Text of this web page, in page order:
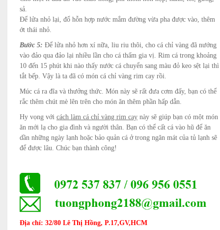
sả.
Để lửa nhỏ lại, đổ hỗn hợp nước mắm đường vừa pha được vào, thêm
ớt thái nhỏ.
Bước 5: Để lửa nhỏ hơn xí nữa, liu riu thôi, cho cá chỉ vàng đã nướng
vào đảo qua đảo lại nhiều lần cho cá thấm gia vị. Rim cá trong khoảng
10 đến 15 phút khi nào thấy nước cá chuyển sang màu đỏ keo sệt lại thì
tắt bếp. Vậy là ta đã có món cá chỉ vàng rim cay rồi.
Múc cá ra đĩa và thưởng thức. Món này sẽ rất đưa cơm đấy, bạn có thể
rắc thêm chút mè lên trên cho món ăn thêm phần hấp dẫn.
Hy vọng với cách làm cá chỉ vàng rim cay này sẽ giúp bạn có một món
ăn mới lạ cho gia đình và người thân. Bạn có thể cất cá vào hũ để ăn
dần những ngày lạnh hoặc bảo quản cá ở trong ngăn mát của tủ lạnh sẽ
để được lâu. Chúc bạn thành công!
Địa chỉ: 32/80 Lê Thị Hồng, P.17,GV,HCM